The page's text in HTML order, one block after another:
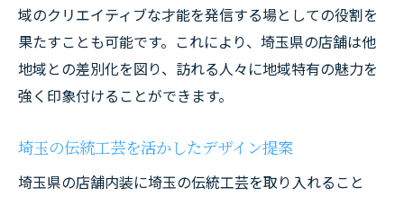
域のクリエイティブな才能を発信する場としての役割を
果たすことも可能です。これにより、埼玉県の店舗は他
地域との差別化を図り、訪れる人々に地域特有の魅力を
強く印象付けることができます。
埼玉の伝統工芸を活かしたデザイン提案
埼玉県の店舗内装に埼玉の伝統工芸を取り入れること